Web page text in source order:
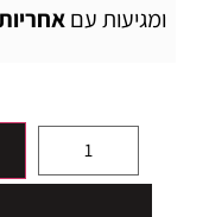
ומגיעות עם